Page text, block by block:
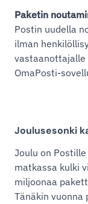
Paketin
Postin uudella
ilman
vastaanottajalle
OmaPosti-
Joulusesonki
Joulu on
matkassa kulki
miljoonaa
Tänäkin